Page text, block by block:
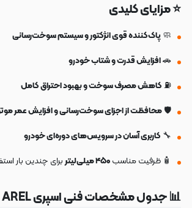
⭐ مزایای کلیدی
🧼پاک‌کننده قوی انژکتور و سیستم سوخت‌رسانی
🚗افزایش قدرت و شتاب خودرو
⛽کاهش مصرف سوخت و بهبود احتراق کامل
🛡️محافظت از اجزای سوخت‌رسانی و افزایش عمر
🔧 کاربری آسان در سرویس‌های دوره‌ای خودرو
🧴 ظرفیت مناسب۴۵۰ میلی‌لیتر برای چندین بار
📊 جدول مشخصات فنی اسپری AREL